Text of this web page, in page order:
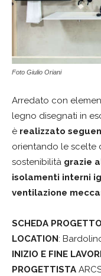
Foto Giulio Oriani
Arredato con
legno disegnati in
è realizzato
orientando le scelte
sostenibilità grazie
isolamenti interni
ventilazione
SCHEDA PROGETTO
LOCATION:
INIZIO E FINE LAVORI
PROGETTISTA